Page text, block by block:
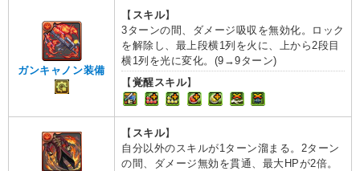
ガンキャノン装備
【 スキル】
3ターンの間、ダメージ吸収を無効化。ロック
を解除し、最上段横1列を火に、上から2段目
横1列を光に変化。(9→9ターン)
【覚醒スキル】
【 スキル】
自分以外のスキルが1ターン溜まる。2ターン
の間、ダメージ無効を貫通、最大HPが2倍。